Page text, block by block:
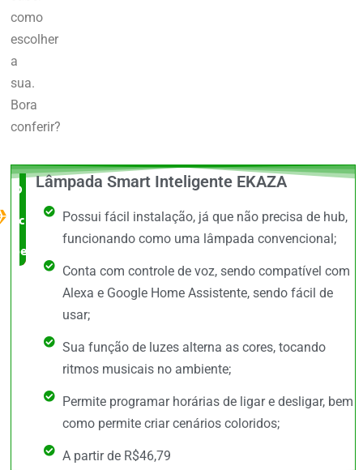
como
escolher
a
sua.
Bora
conferir?
O Melhor
custo x
benefício
Lâmpada Smart Inteligente EKAZA
Possui fácil instalação, já que não precisa de hub,
funcionando como uma lâmpada convencional;
Conta com controle de voz, sendo compatível com
Alexa e Google Home Assistente, sendo fácil de
usar;
Sua função de luzes alterna as cores, tocando
ritmos musicais no ambiente;
Permite programar horárias de ligar e desligar, bem
como permite criar cenários coloridos;
A partir de R$46,79